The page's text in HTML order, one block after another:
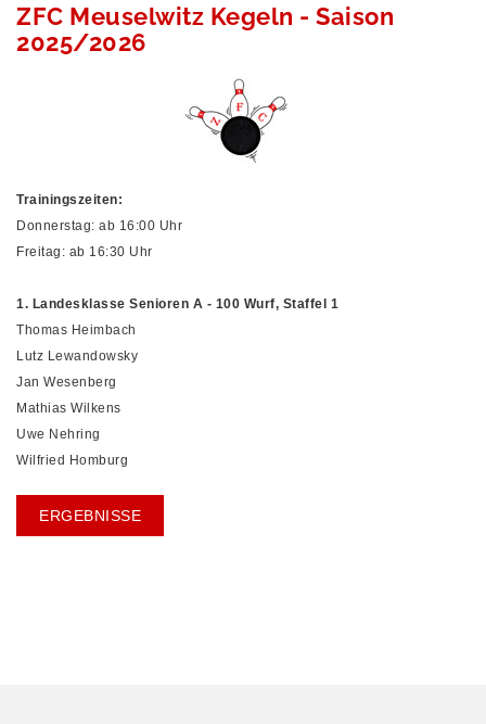
ZFC Meuselwitz Kegeln - Saison
2025/2026
Trainingszeiten:
Donnerstag: ab 16:00 Uhr
Freitag: ab 16:30 Uhr
1. Landesklasse Senioren A - 100 Wurf, Staffel 1
Thomas Heimbach
Lutz Lewandowsky
Jan Wesenberg
Mathias Wilkens
Uwe Nehring
Wilfried Homburg
ERGEBNISSE